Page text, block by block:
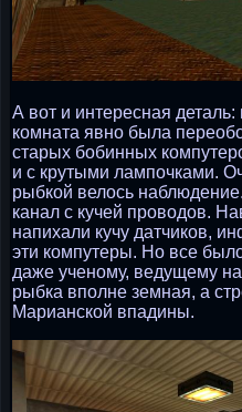
А вот и интересная
комната явно была
старых бобинных
и с крутыми лампочками.
рыбкой велось
канал с кучей проводов.
напихали кучу датчиков,
эти компутеры. Но все
даже ученому, ведущему
рыбка вполне земная, а
Марианской впадины.